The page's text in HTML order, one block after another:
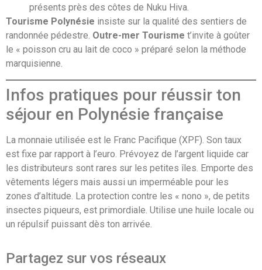
présents près des côtes de Nuku Hiva.
Tourisme Polynésie insiste sur la qualité des sentiers de
randonnée pédestre. Outre-mer Tourisme t’invite à goûter
le « poisson cru au lait de coco » préparé selon la méthode
marquisienne.
Infos pratiques pour réussir ton
séjour en Polynésie française
La monnaie utilisée est le Franc Pacifique (XPF). Son taux
est fixe par rapport à l’euro. Prévoyez de l’argent liquide car
les distributeurs sont rares sur les petites îles. Emporte des
vêtements légers mais aussi un imperméable pour les
zones d’altitude. La protection contre les « nono », de petits
insectes piqueurs, est primordiale. Utilise une huile locale ou
un répulsif puissant dès ton arrivée.
Partagez sur vos réseaux